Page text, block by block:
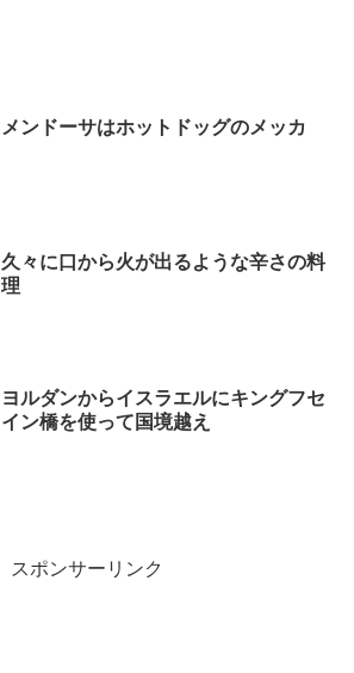
メンドーサはホットドッグのメッカ
久々に口から火が出るような辛さの料
理
ヨルダンからイスラエルにキングフセ
イン橋を使って国境越え
スポンサーリンク